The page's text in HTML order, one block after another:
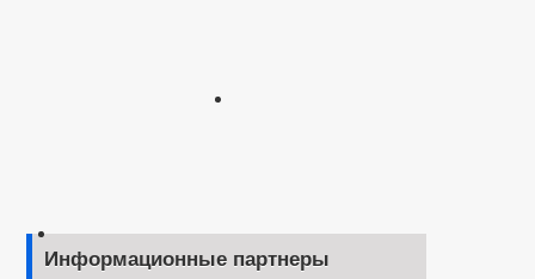
Информационные партнеры